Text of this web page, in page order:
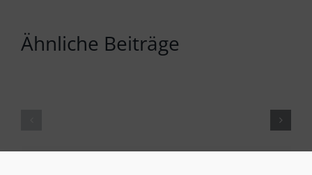
Ähnliche Beiträge